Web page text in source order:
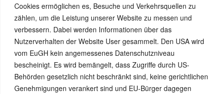
Cookies ermöglichen es, Besuche und Verkehrsquellen zu
zählen, um die Leistung unserer Website zu messen und
verbessern. Dabei werden Informationen über das
Nutzerverhalten der Website User gesammelt. Den USA wird
vom EuGH kein angemessenes Datenschutzniveau
bescheinigt. Es wird bemängelt, dass Zugriffe durch US-
Behörden gesetzlich nicht beschränkt sind, keine gerichtlichen
Genehmigungen verankert sind und EU-Bürger dagegen
Besuchen Sie uns...